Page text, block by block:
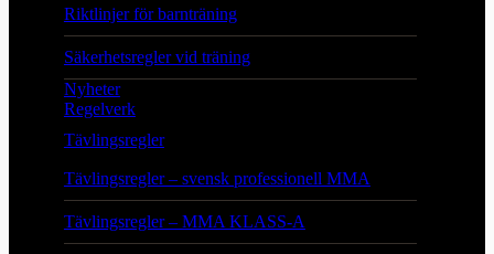
Riktlinjer för barnträning
Säkerhetsregler vid träning
Nyheter
Regelverk
Tävlingsregler
Tävlingsregler – svensk professionell MMA
Tävlingsregler – MMA KLASS-A